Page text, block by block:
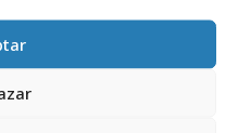
sólo se consigue
de los 4, donde la
idea creativa,
ser producida por